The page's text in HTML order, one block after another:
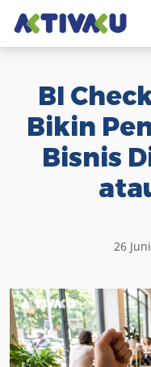
BI
Bikin
Bisnis
26